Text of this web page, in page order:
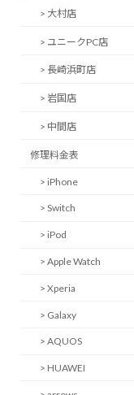
> 大村店
> ユニークPC店
> 長崎浜町店
> 岩国店
> 中間店
修理料金表
> iPhone
> Switch
> iPod
> Apple Watch
> Xperia
> Galaxy
> AQUOS
> HUAWEI